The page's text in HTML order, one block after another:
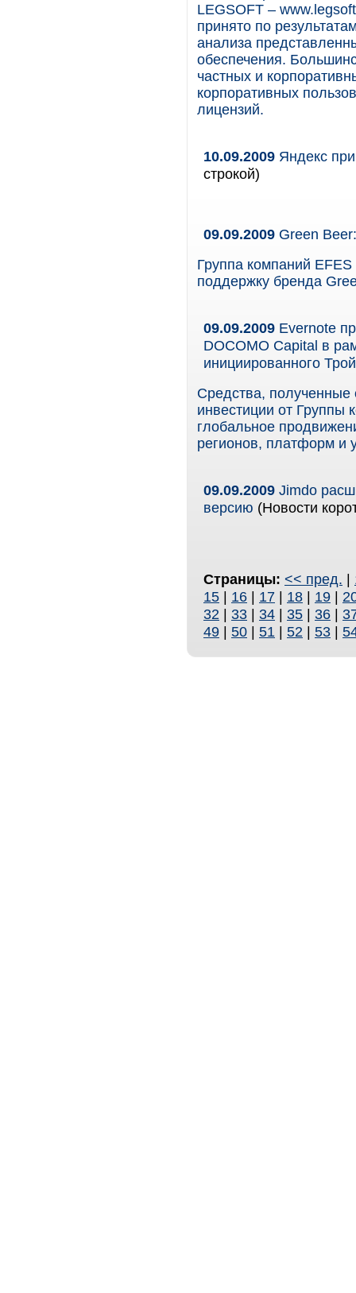
LEGSOFT –
принято по
анализа
обеспечения.
частных и
корпоративных
лицензий.
10.09.2009 Яндекс
строкой)
09.09.2009 Green
Группа компаний
поддержку бренда
09.09.2009 Evernote
DOCOMO Capital в
инициированного
Средства, полученные
инвестиции от Группы
глобальное
регионов, платформ и
09.09.2009 Jimdo
версию (Новости
Страницы: << пред. |
15 | 16 | 17 | 18 | 19 |
32 | 33 | 34 | 35 | 36 |
49 | 50 | 51 | 52 | 53 |